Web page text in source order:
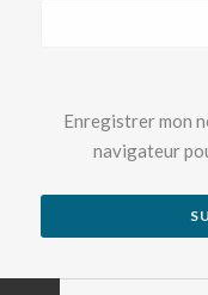
Enregistrer mon
navigateur